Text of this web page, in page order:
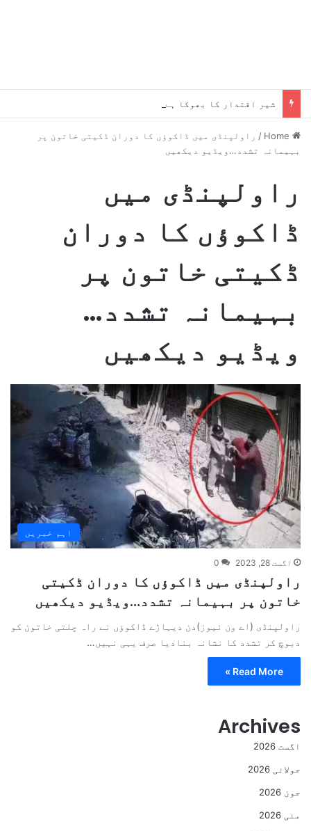
/ راولپنڈی میں ڈاکوؤں کا دوران ڈکیتی خاتون پر
بہیمانہ تشدد…ویڈیو دیکھیں
راولپنڈی میں
ڈاکوؤں کا دوران
ڈکیتی خاتون پر
بہیمانہ تشدد…
ویڈیو دیکھیں
اہم خبریں
اگست 28, 2023 0
راولپنڈی میں ڈاکوؤں کا دوران ڈکیتی
خاتون پر بہیمانہ تشدد…ویڈیو دیکھیں
راولپنڈی (اے ون نیوز)دن دیہاڑے ڈاکوؤں نے راہ چلتی خاتون کو
دبوچ کر تشدد کا نشانہ بنادیا صرف یہی نہیں…
Read More »
Archives
اگست 2026
جولائی 2026
جون 2026
مئی 2026